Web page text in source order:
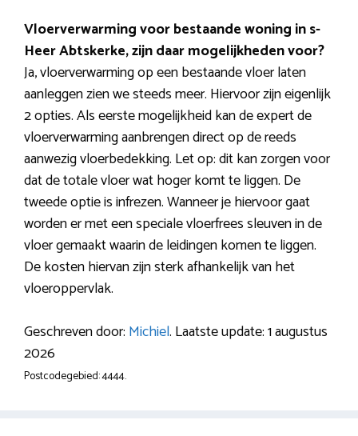
Vloerverwarming voor bestaande woning in s-
Heer Abtskerke, zijn daar mogelijkheden voor?
Ja, vloerverwarming op een bestaande vloer laten
aanleggen zien we steeds meer. Hiervoor zijn eigenlijk
2 opties. Als eerste mogelijkheid kan de expert de
vloerverwarming aanbrengen direct op de reeds
aanwezig vloerbedekking. Let op: dit kan zorgen voor
dat de totale vloer wat hoger komt te liggen. De
tweede optie is infrezen. Wanneer je hiervoor gaat
worden er met een speciale vloerfrees sleuven in de
vloer gemaakt waarin de leidingen komen te liggen.
De kosten hiervan zijn sterk afhankelijk van het
vloeroppervlak.
Geschreven door: Michiel. Laatste update: 1 augustus
2026
Postcodegebied: 4444.